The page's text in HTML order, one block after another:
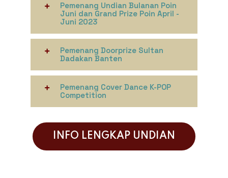
Pemenang Undian Bulanan Poin
Juni dan Grand Prize Poin April -
Juni 2023
Pemenang Doorprize Sultan
Dadakan Banten
Pemenang Cover Dance K-POP
Competition
INFO LENGKAP UNDIAN